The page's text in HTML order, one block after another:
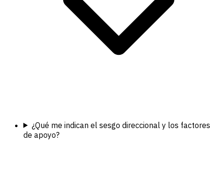
¿Qué me indican el sesgo direccional y los factores
de apoyo?